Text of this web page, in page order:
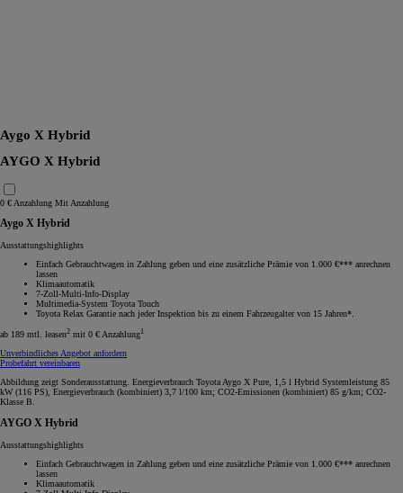
Aygo X Hybrid
AYGO X Hybrid
0 € Anzahlung Mit Anzahlung
Aygo X Hybrid
Ausstattungshighlights
Einfach Gebrauchtwagen in Zahlung geben und eine zusätzliche Prämie von 1.000 €*** anrechnen
lassen
Klimaautomatik
7-Zoll-Multi-Info-Display
Multimedia-System Toyota Touch
Toyota Relax Garantie nach jeder Inspektion bis zu einem Fahrzeugalter von 15 Jahren*.
ab 189 mtl. leasen2 mit 0 € Anzahlung1
Unverbindliches Angebot anfordern
Probefahrt vereinbaren
Abbildung zeigt Sonderausstattung. Energieverbrauch Toyota Aygo X Pure, 1,5 l Hybrid Systemleistung 85
kW (116 PS), Energieverbrauch (kombiniert) 3,7 l/100 km; CO2-Emissionen (kombiniert) 85 g/km; CO2-
Klasse B.
AYGO X Hybrid
Ausstattungshighlights
Einfach Gebrauchtwagen in Zahlung geben und eine zusätzliche Prämie von 1.000 €*** anrechnen
lassen
Klimaautomatik